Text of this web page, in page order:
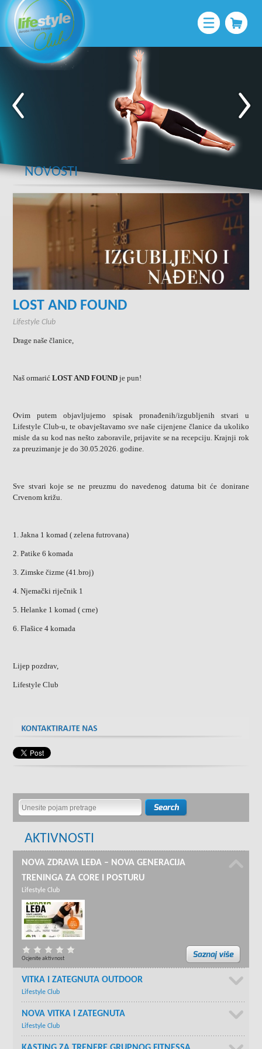
NOVOSTI
LOST AND FOUND
Lifestyle Club
Drage naše članice,
Naš ormarićLOST AND FOUNDje pun!
Ovim putem objavljujemo spisak pronađenih/izgubljenih stvari u
Lifestyle Club-u, te obavještavamo sve naše cijenjene članice da ukoliko
misle da su kod nas nešto zaboravile, prijavite se na recepciju. Krajnji rok
za preuzimanje je do 30.05.2026. godine.
Sve stvari koje se ne preuzmu do navedenog datuma bit će donirane
Crvenom križu.
1. Jakna 1 komad ( zelena futrovana)
2. Patike 6 komada
3. Zimske čizme (41.broj)
4. Njemački riječnik 1
5. Helanke 1 komad ( crne)
6. Flašice 4 komada
Lijep pozdrav,
Lifestyle Club
AKTIVNOSTI
NOVA ZDRAVA LEĐA – NOVA GENERACIJA
TRENINGA ZA CORE I POSTURU
Lifestyle Club
Ocjenite aktivnost
VITKA I ZATEGNUTA OUTDOOR
Lifestyle Club
NOVA VITKA I ZATEGNUTA
Lifestyle Club